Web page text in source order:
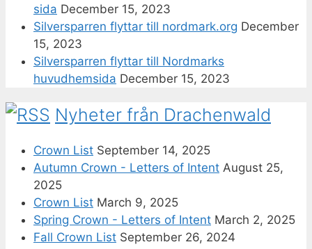
sida December 15, 2023
Silversparren flyttar till nordmark.org December
15, 2023
Silversparren flyttar till Nordmarks
huvudhemsida December 15, 2023
Nyheter från Drachenwald
Crown List September 14, 2025
Autumn Crown - Letters of Intent August 25,
2025
Crown List March 9, 2025
Spring Crown - Letters of Intent March 2, 2025
Fall Crown List September 26, 2024